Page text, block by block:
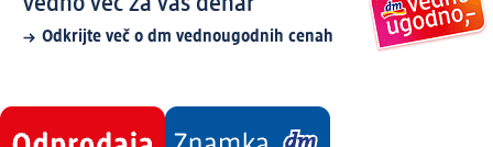
Odkrijte več o dm vednougodnih cenah